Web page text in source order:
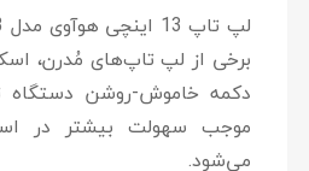
برخی از لپ تاپ‌های مُدرن،
دکمه خاموش-روشن دستگاه
موجب سهولت بیشتر در
می‌شود.